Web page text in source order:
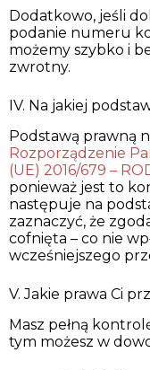
Dodatkowo, jeśli
podanie numeru
możemy szybko i
zwrotny.
IV. Na jakiej
Podstawą prawną
Rozporządzenie
(UE) 2016/679 –
ponieważ jest to
następuje na
zaznaczyć, że
cofnięta – co nie
wcześniejszego
V. Jakie prawa Ci
Masz pełną
tym możesz w